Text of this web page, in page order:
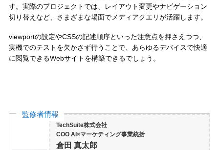
す。実際のプロジェクトでは、レイアウト変更やナビゲーション
切り替えなど、さまざまな場面でメディアクエリが活躍します。
viewportの設定やCSSの記述順序といった注意点を押さえつつ、
実機でのテストを欠かさず行うことで、あらゆるデバイスで快適
に閲覧できるWebサイトを構築できるでしょう。
監修者情報
TechSuite株式会社
COO AI×マーケティング事業統括
倉田 真太郎